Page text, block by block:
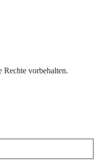
vorbehalten.